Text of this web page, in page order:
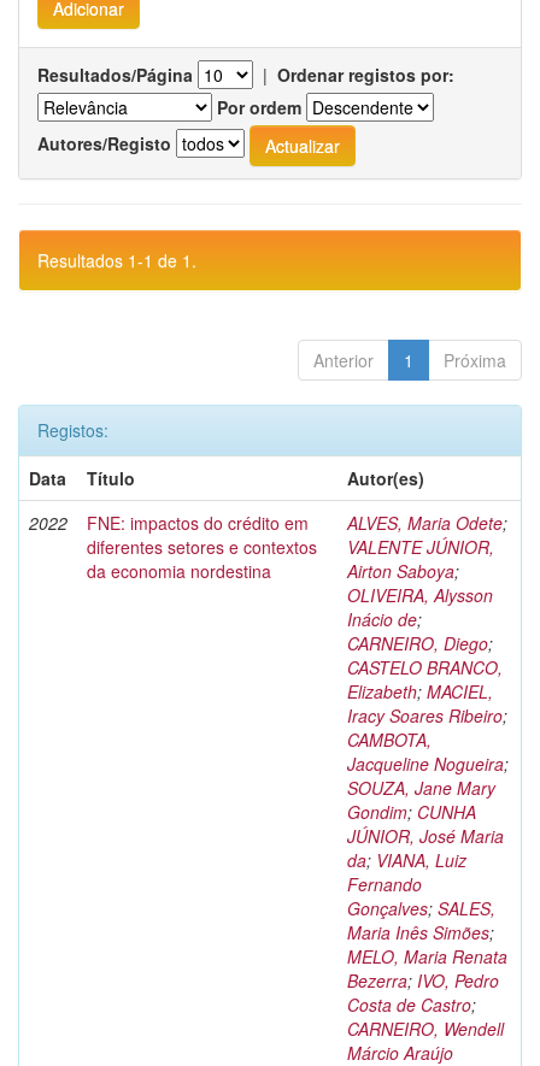
Resultados/Página | Ordenar registos por:
Por ordem
Autores/Registo
Resultados 1-1 de 1.
Anterior 1 Próxima
Registos:
Data
Título
Autor(es)
2022
FNE: impactos do crédito em
diferentes setores e contextos
da economia nordestina
ALVES, Maria Odete;
VALENTE JÚNIOR,
Airton Saboya;
OLIVEIRA, Alysson
Inácio de;
CARNEIRO, Diego;
CASTELO BRANCO,
Elizabeth; MACIEL,
Iracy Soares Ribeiro;
CAMBOTA,
Jacqueline Nogueira;
SOUZA, Jane Mary
Gondim; CUNHA
JÚNIOR, José Maria
da; VIANA, Luiz
Fernando
Gonçalves; SALES,
Maria Inês Simões;
MELO, Maria Renata
Bezerra; IVO, Pedro
Costa de Castro;
CARNEIRO, Wendell
Márcio Araújo